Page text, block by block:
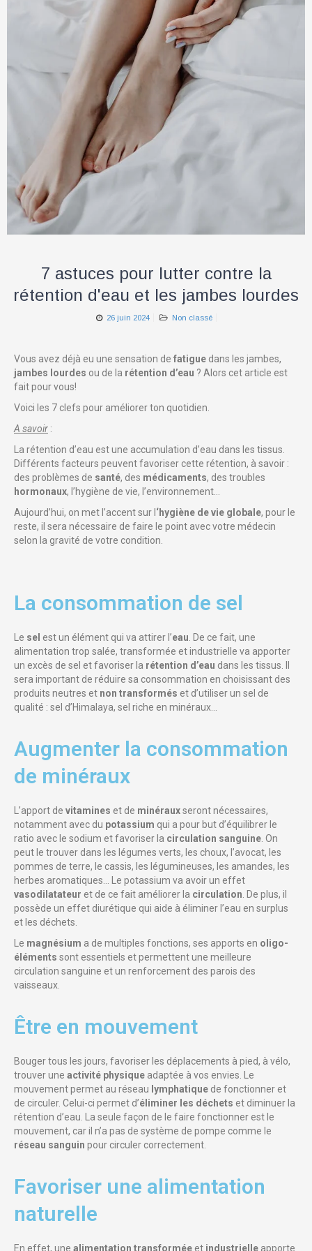
7 astuces pour lutter contre la
rétention d'eau et les jambes lourdes
26 juin 2024 Non classé
Vous avez déjà eu une sensation de fatigue dans les jambes,
jambes lourdes ou de la rétention d’eau ? Alors cet article est
fait pour vous!
Voici les 7 clefs pour améliorer ton quotidien.
A savoir :
La rétention d’eau est une accumulation d’eau dans les tissus.
Différents facteurs peuvent favoriser cette rétention, à savoir :
des problèmes de santé, des médicaments, des troubles
hormonaux, l’hygiène de vie, l’environnement…
Aujourd’hui, on met l’accent sur l ‘hygiène de vie globale, pour le
reste, il sera nécessaire de faire le point avec votre médecin
selon la gravité de votre condition.
La consommation de sel
Le sel est un élément qui va attirer l’eau . De ce fait, une
alimentation trop salée, transformée et industrielle va apporter
un excès de sel et favoriser la rétention d’eau dans les tissus. Il
sera important de réduire sa consommation en choisissant des
produits neutres et non transformés et d’utiliser un sel de
qualité : sel d’Himalaya, sel riche en minéraux…
Augmenter la consommation
de minéraux​
L’apport de vitamines et de minérauxseront nécessaires,
notamment avec du potassium qui a pour but d’équilibrer le
ratio avec le sodium et favoriser la circulation sanguine . On
peut le trouver dans les légumes verts, les choux, l’avocat, les
pommes de terre, le cassis, les légumineuses, les amandes, les
herbes aromatiques… Le potassium va avoir un effet
vasodilatateur et de ce fait améliorer la circulation . De plus, il
possède un effet diurétique qui aide à éliminer l’eau en surplus
et les déchets.
Le magnésium a de multiples fonctions, ses apports en oligo-
éléments sont essentiels et permettent une meilleure
circulation sanguine et un renforcement des parois des
vaisseaux.
Être en mouvement​
Bouger tous les jours, favoriser les déplacements à pied, à vélo,
trouver une activité physique adaptée à vos envies. Le
mouvement permet au réseau lymphatique de fonctionner et
de circuler. Celui-ci permet d’éliminer les déchets et diminuer la
rétention d’eau. La seule façon de le faire fonctionner est le
mouvement, car il n’a pas de système de pompe comme le
réseau sanguin pour circuler correctement.
Favoriser une alimentation
naturelle​
En effet, une alimentation transformée et industrielle apporte